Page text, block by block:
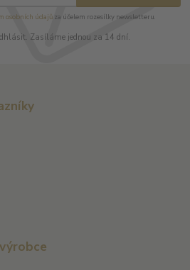
osobních údajůza účelem rozesílky newsletteru.
Zasíláme jednou za 14 dní.